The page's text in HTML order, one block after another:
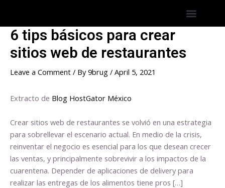
content
Menu
6 tips básicos para crear
sitios web de restaurantes
Leave a Comment / By9brug / April 5, 2021
Extracto de Blog HostGator México
Crear sitios web de restaurantes se volvió en una estrategia
para sobrellevar el escenario actual. En medio de la crisis,
reinventar el negocio es esencial para los que desean crecer
las ventas, y principalmente sobrevivir a los impactos de la
cuarentena. Depender de aplicaciones de delivery para
realizar las entregas de los alimentos tiene pros […]